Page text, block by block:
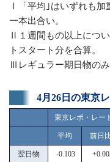
Ⅰ「平均｣はいずれも加
一本出合い。
Ⅱ１週間もの以上につ
トスタート分を合算。
Ⅲレギュラー期日物の
4月26日の東京
東京レポ・レー
平均 前日
翌日物 -0.103